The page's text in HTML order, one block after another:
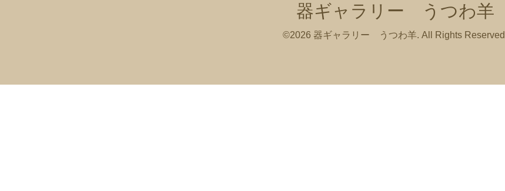
器ギャラリー うつわ羊
©2026 器ギャラリー うつわ羊. All Rights